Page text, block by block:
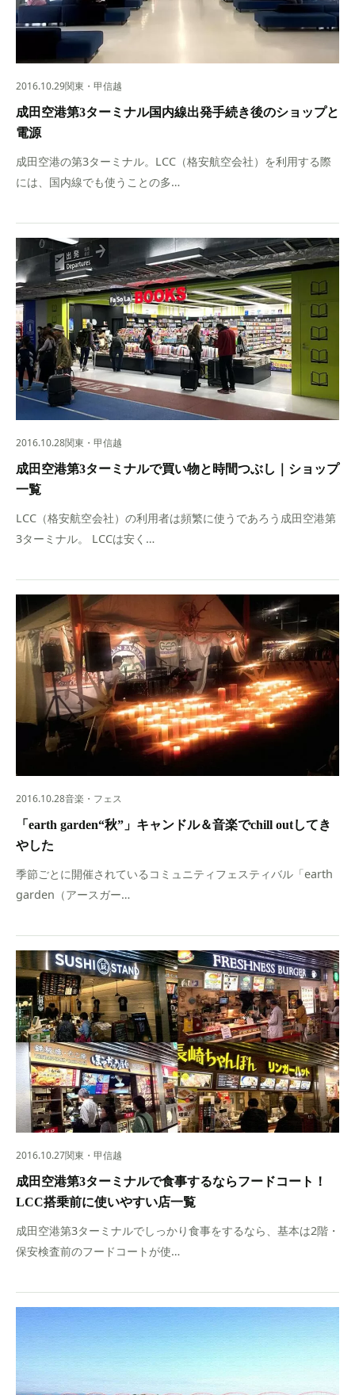
2016.10.29関東・甲信越
成田空港第3ターミナル国内線出発手続き後のショップと
電源
成田空港の第3ターミナル。LCC（格安航空会社）を利用する際
には、国内線でも使うことの多…
2016.10.28関東・甲信越
成田空港第3ターミナルで買い物と時間つぶし｜ショップ
一覧
LCC（格安航空会社）の利用者は頻繁に使うであろう成田空港第
3ターミナル。 LCCは安く…
2016.10.28音楽・フェス
「earth garden“秋”」キャンドル＆音楽でchill outしてき
やした
季節ごとに開催されているコミュニティフェスティバル「earth
garden（アースガー…
2016.10.27関東・甲信越
成田空港第3ターミナルで食事するならフードコート！
LCC搭乗前に使いやすい店一覧
成田空港第3ターミナルでしっかり食事をするなら、基本は2階・
保安検査前のフードコートが使…